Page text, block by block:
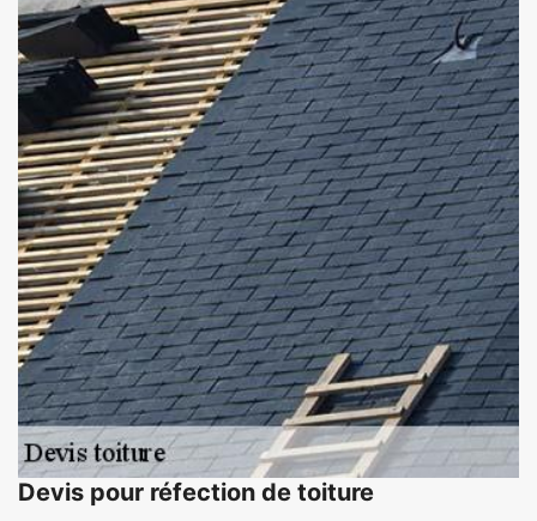
Devis pour réfection de toiture